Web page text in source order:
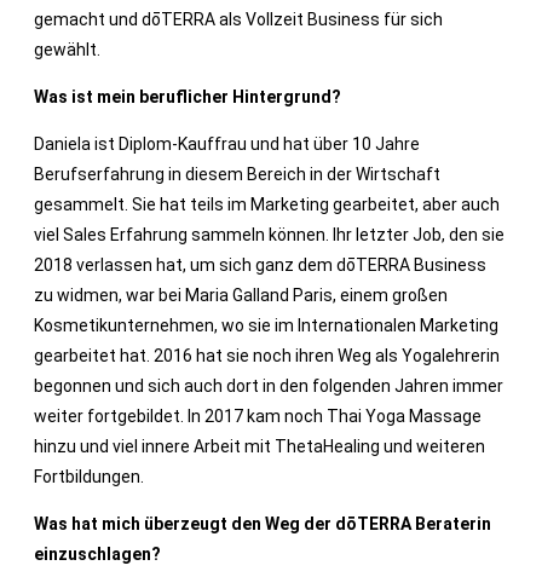
gemacht und dōTERRA als Vollzeit Business für sich
gewählt.
Was ist mein beruflicher Hintergrund?
Daniela ist Diplom-Kauffrau und hat über 10 Jahre
Berufserfahrung in diesem Bereich in der Wirtschaft
gesammelt. Sie hat teils im Marketing gearbeitet, aber auch
viel Sales Erfahrung sammeln können. Ihr letzter Job, den sie
2018 verlassen hat, um sich ganz dem dōTERRA Business
zu widmen, war bei Maria Galland Paris, einem großen
Kosmetikunternehmen, wo sie im Internationalen Marketing
gearbeitet hat. 2016 hat sie noch ihren Weg als Yogalehrerin
begonnen und sich auch dort in den folgenden Jahren immer
weiter fortgebildet. In 2017 kam noch Thai Yoga Massage
hinzu und viel innere Arbeit mit ThetaHealing und weiteren
Fortbildungen.
Was hat mich überzeugt den Weg der dōTERRA Beraterin
einzuschlagen?